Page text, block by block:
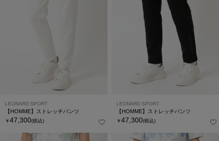
LEONARD SPORT
【HOMME】ストレッチパンツ
￥47,300(税込)
LEONARD SPORT
【HOMME】ストレッチパンツ
￥47,300(税込)